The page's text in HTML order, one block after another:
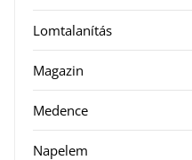
Lomtalanítás
Magazin
Medence
Napelem